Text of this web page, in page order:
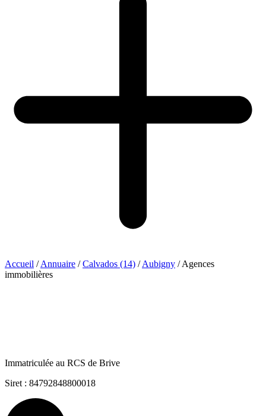
Accueil / Annuaire / Calvados (14) / Aubigny / Agences
immobilières
Immatriculée au RCS de Brive
Siret : 84792848800018